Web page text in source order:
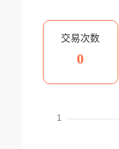
交易次数
0